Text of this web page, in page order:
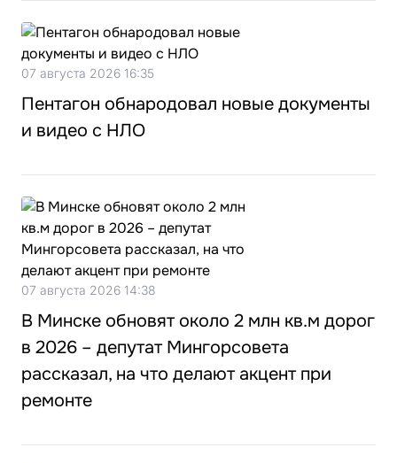
07 августа 2026 16:35
Пентагон обнародовал новые документы
и видео с НЛО
07 августа 2026 14:38
В Минске обновят около 2 млн кв.м дорог
в 2026 – депутат Мингорсовета
рассказал, на что делают акцент при
ремонте